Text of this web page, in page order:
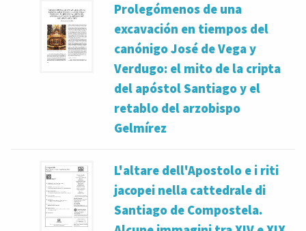
Prolegómenos de una
excavación en tiempos del
canónigo José de Vega y
Verdugo: el mito de la cripta
del apóstol Santiago y el
retablo del arzobispo
Gelmírez
L'altare dell'Apostolo e i riti
jacopei nella cattedrale di
Santiago de Compostela.